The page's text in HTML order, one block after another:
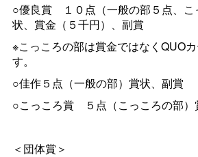
○優良賞
１０点（一般の部５点、
状、賞金（５千円）、副賞
※こっころの部は賞金ではなくQUO
す。
○佳作５点（一般の部）賞状、副賞
○こっころ賞 ５点（こっころの部
＜団体賞＞